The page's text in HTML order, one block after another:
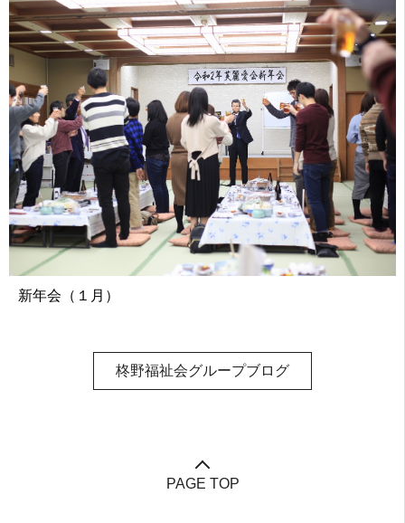
新年会（１月）
柊野福祉会グループブログ
PAGE TOP